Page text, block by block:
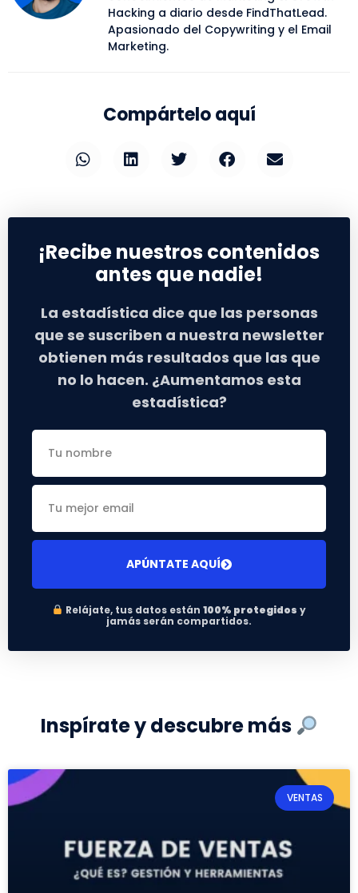
Hacking a diario desde FindThatLead.
Apasionado del Copywriting y el Email
Marketing.
Compártelo aquí
¡Recibe nuestros contenidos
antes que nadie!
La estadística dice que las personas
que se suscriben a nuestra newsletter
obtienen más resultados que las que
no lo hacen. ¿Aumentamos esta
estadística?
APÚNTATE AQUÍ
Relájate, tus datos están 100% protegidos y
jamás serán compartidos.
Inspírate y descubre más
VENTAS